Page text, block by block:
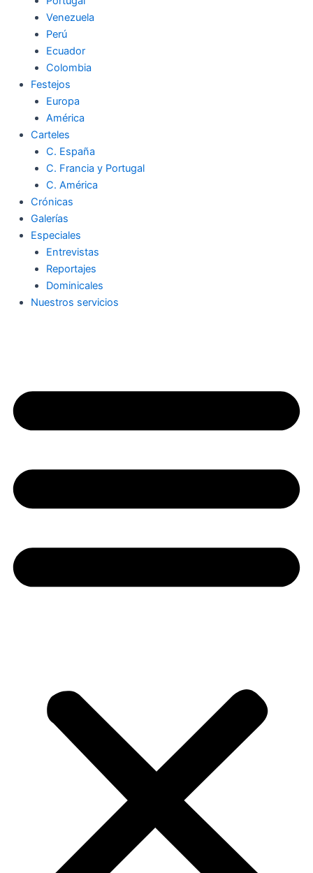
Venezuela
Perú
Ecuador
Colombia
Festejos
Europa
América
Carteles
C. España
C. Francia y Portugal
C. América
Crónicas
Galerías
Especiales
Entrevistas
Reportajes
Dominicales
Nuestros servicios